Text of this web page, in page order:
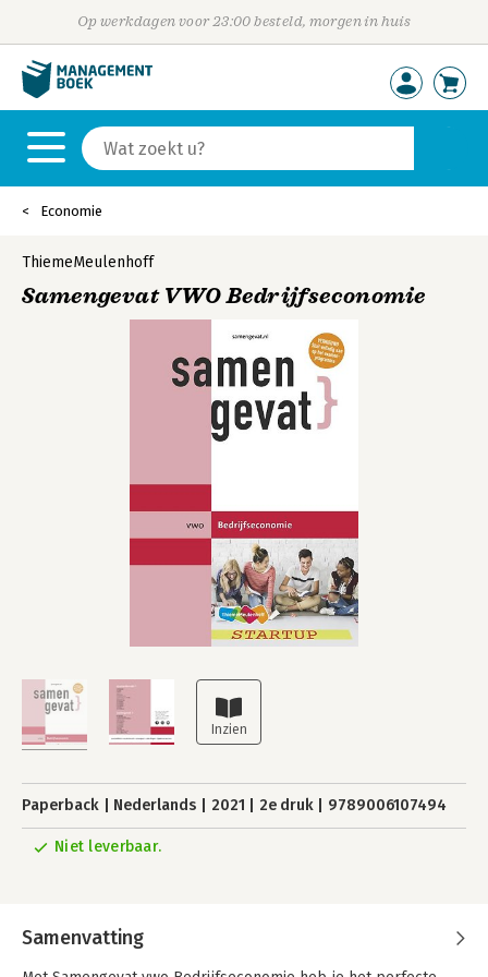
Op werkdagen voor 23:00 besteld, morgen in huis
Economie
ThiemeMeulenhoff
Samengevat VWO Bedrijfseconomie
Paperback Nederlands 2021 2e druk 9789006107494
Niet leverbaar.
Samenvatting